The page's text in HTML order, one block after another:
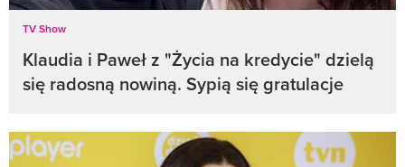
TV Show
Klaudia i Paweł z "Życia na kredycie" dzielą
się radosną nowiną. Sypią się gratulacje